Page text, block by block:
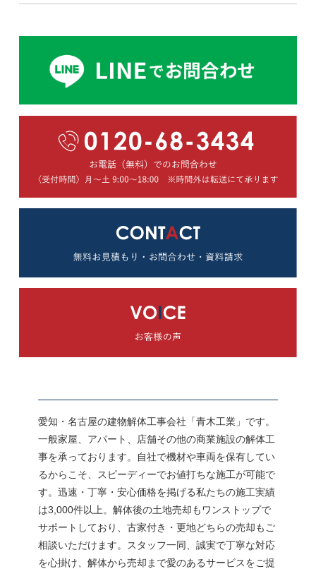
愛知・名古屋の建物解体工事会社「青木工業」です。
一般家屋、アパート、店舗その他の商業施設の解体工
事を承っております。自社で機材や車両を保有してい
るからこそ、スピーディーでお値打ちな施工が可能で
す。迅速・丁寧・安心価格を掲げる私たちの施工実績
は3,000件以上。解体後の土地売却もワンストップで
サポートしており、古家付き・更地どちらの売却もご
相談いただけます。スタッフ一同、誠実で丁寧な対応
を心掛け、解体から売却まで愛のあるサービスをご提